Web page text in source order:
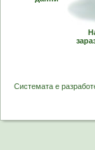
Системата е